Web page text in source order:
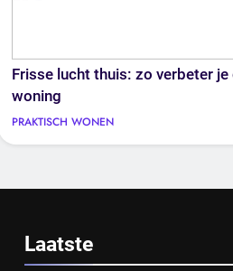
Frisse lucht thuis: zo verbeter je
woning
PRAKTISCH WONEN
Laatste